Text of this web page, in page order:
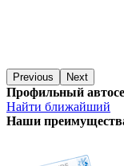
Previous Next
Профильный
Найти ближайший
Наши